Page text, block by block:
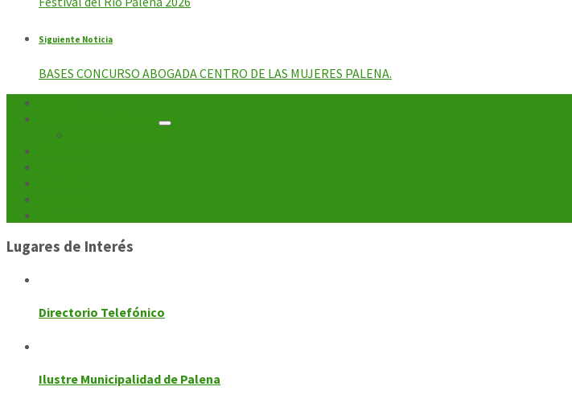
Siguiente Noticia
BASES CONCURSO ABOGADA CENTRO DE LAS MUJERES PALENA.
Lugares de Interés
Directorio Telefónico
Ilustre Municipalidad de Palena